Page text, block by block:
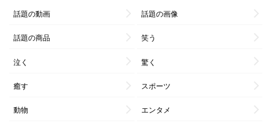
話題の動画 話題の画像
話題の商品 笑う
泣く 驚く
癒す スポーツ
動物 エンタメ